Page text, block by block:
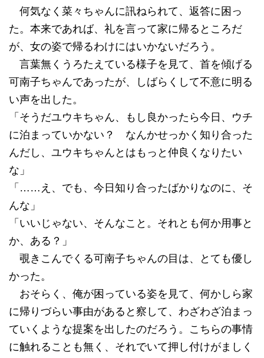
何気なく菜々ちゃんに訊ねられて、返答に困っ
た。本来であれば、礼を言って家に帰るところだ
が、女の姿で帰るわけにはいかないだろう。
言葉無くうろたえている様子を見て、首を傾げる
可南子ちゃんであったが、しばらくして不意に明る
い声を出した。
「そうだユウキちゃん、もし良かったら今日、ウチ
に泊まっていかない？ なんかせっかく知り合った
んだし、ユウキちゃんとはもっと仲良くなりたい
な」
「……え、でも、今日知り合ったばかりなのに、そ
んな」
「いいじゃない、そんなこと。それとも何か用事と
か、ある？」
覗きこんでくる可南子ちゃんの目は、とても優し
かった。
おそらく、俺が困っている姿を見て、何かしら家
に帰りづらい事由があると察して、わざわざ泊まっ
ていくような提案を出したのだろう。こちらの事情
に触れることも無く、それでいて押し付けがましく